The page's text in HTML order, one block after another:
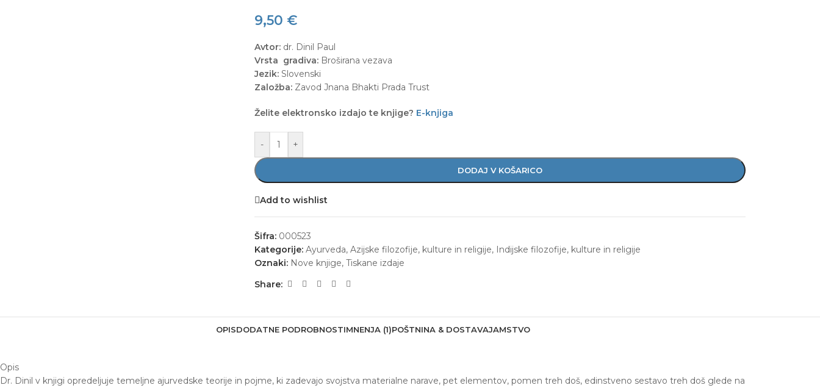
9,50 €
Avtor: dr. Dinil Paul
Vrsta gradiva: Broširana vezava
Jezik:Slovenski
Založba: Zavod Jnana Bhakti Prada Trust
Želite elektronsko izdajo te knjige? E-knjiga
- +
DODAJ V KOŠARICO
Add to wishlist
Šifra: 000523
Kategorije: Ayurveda, Azijske filozofije, kulture in religije, Indijske filozofije, kulture in religije
Oznaki: Nove knjige, Tiskane izdaje
Share:
OPISDODATNE PODROBNOSTIMNENJA (1)POŠTNINA & DOSTAVAJAMSTVO
Opis
Dr. Dinil v knjigi opredeljuje temeljne ajurvedske teorije in pojme, ki zadevajo svojstva materialne narave, pet elementov, pomen treh doš, edinstveno sestavo treh doš glede na